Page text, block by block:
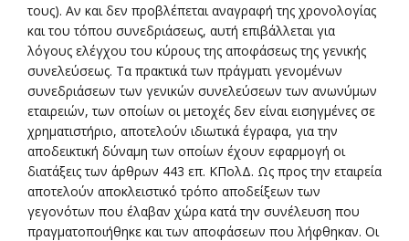
τους). Αν και δεν προβλέπεται αναγραφή της χρονολογίας
και του τόπου συνεδριάσεως, αυτή επιβάλλεται για
λόγους ελέγχου του κύρους της αποφάσεως της γενικής
συνελεύσεως. Τα πρακτικά των πράγματι γενομένων
συνεδριάσεων των γενικών συνελεύσεων των ανωνύμων
εταιρειών, των οποίων οι μετοχές δεν είναι εισηγμένες σε
χρηματιστήριο, αποτελούν ιδιωτικά έγραφα, για την
αποδεικτική δύναμη των οποίων έχουν εφαρμογή οι
διατάξεις των άρθρων 443 επ. ΚΠολΔ. Ως προς την εταιρεία
αποτελούν αποκλειστικό τρόπο αποδείξεων των
γεγονότων που έλαβαν χώρα κατά την συνέλευση που
πραγματοποιήθηκε και των αποφάσεων που λήφθηκαν. Οι